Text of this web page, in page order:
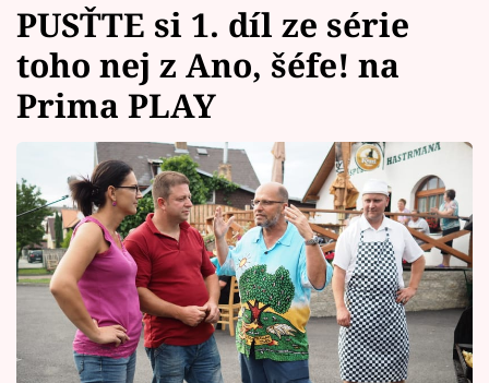
Témata
Celebrity
Vztahy
Seriály
Horoskopy
Sledujte prima+
PUSŤTE si 1. díl ze série
toho nej z Ano, šéfe! na
Prima PLAY